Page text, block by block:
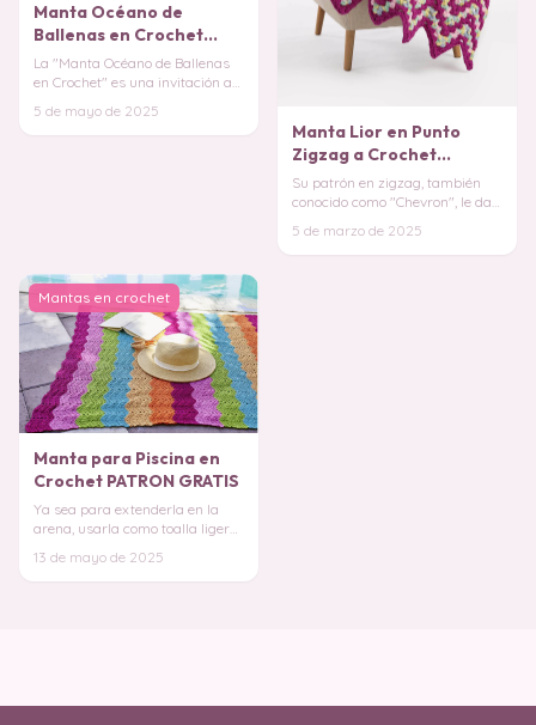
Manta Océano de
Ballenas en Crochet
PATRON GRATIS
La "Manta Océano de Ballenas
en Crochet" es una invitación a
lleno de
5 de mayo de 2025
Manta Lior en Punto
Zigzag a Crochet
PATRON GRATIS
Su patrón en zigzag, también
conocido como "Chevron", le da
tu espaci
5 de marzo de 2025
Mantas en crochet
Manta para Piscina en
Crochet PATRON GRATIS
Ya sea para extenderla en la
arena, usarla como toalla ligera
13 de mayo de 2025